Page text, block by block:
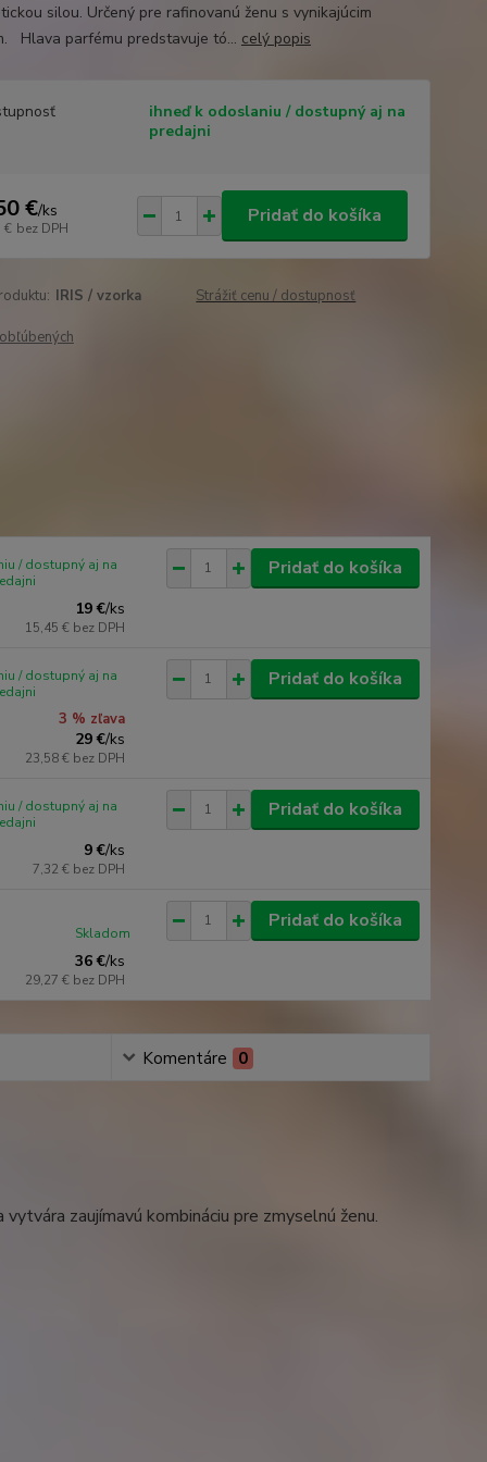
silou. Určený pre rafinovanú ženu s vynikajúcim
Hlava parfému predstavuje tó... celý popis
ihneď k odoslaniu / dostupný aj na
predajni
€/ks
€ bez DPH
Pridať do košíka
IRIS / vzorka Strážiť cenu / dostupnosť
19 €/ks
15,45 € bez DPH
/ dostupný aj na
Pridať do košíka
3 % zľava
29 €/ks
23,58 € bez DPH
/ dostupný aj na
Pridať do košíka
9 €/ks
7,32 € bez DPH
/ dostupný aj na
Pridať do košíka
36 €/ks
29,27 € bez DPH
Skladom
Pridať do košíka
Komentáre 0
zaujímavú kombináciu pre zmyselnú ženu.